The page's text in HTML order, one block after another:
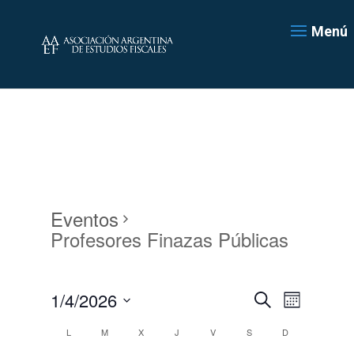
Menú
Eventos
Profesores Finazas Públicas
Navegación
de
búsqueda
de
Mes
1/4/2026
fecha.
Calendario
L M X J V S D